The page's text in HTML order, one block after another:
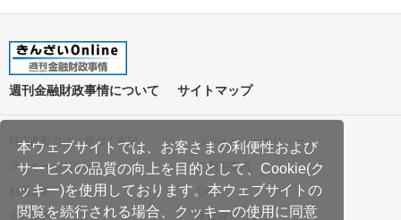
本ウェブサイトでは、お客さまの利便性および
サービスの品質の向上を目的として、Cookie(ク
ッキー)を使用しております。本ウェブサイトの
閲覧を続行される場合、クッキーの使用に同意
週刊金融財政事情について サイトマップ
特定商取引法に基づく表記
プライバシーポリシー
クッキーポリシー
ご利用案内
利用規約
Q&A
会社案内
著作権について